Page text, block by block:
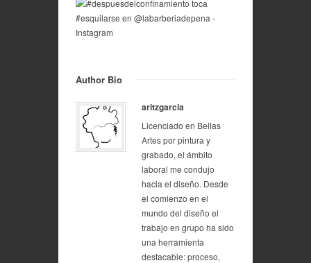
Author Bio
aritzgarcia
Licenciado en Bellas
Artes por pintura y
grabado, el ámbito
laboral me condujo
hacia el diseño. Desde
el comienzo en el
mundo del diseño el
trabajo en grupo ha sido
una herramienta
destacable: proceso,